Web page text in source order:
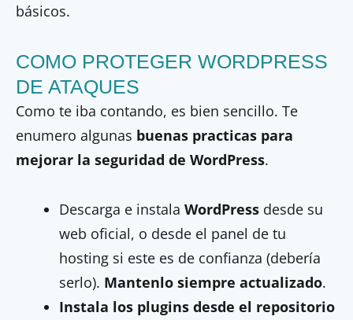
básicos.
COMO PROTEGER WORDPRESS
DE ATAQUES
Como te iba contando, es bien sencillo. Te
enumero algunas buenas practicas para
mejorar la seguridad de WordPress.
Descarga e instala WordPressdesde su
web oficial, o desde el panel de tu
hosting si este es de confianza (debería
serlo). Mantenlo siempre actualizado.
Instala los plugins desde el repositorio